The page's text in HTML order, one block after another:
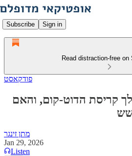
Subscribe Sign in
Read distraction-free on
פודקאסט
במהלך קריסת הדוט-קום, והאם
מתן זינגר
Jan 29, 2026
Listen